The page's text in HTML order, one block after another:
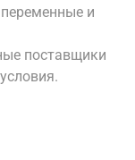
и
поставщики